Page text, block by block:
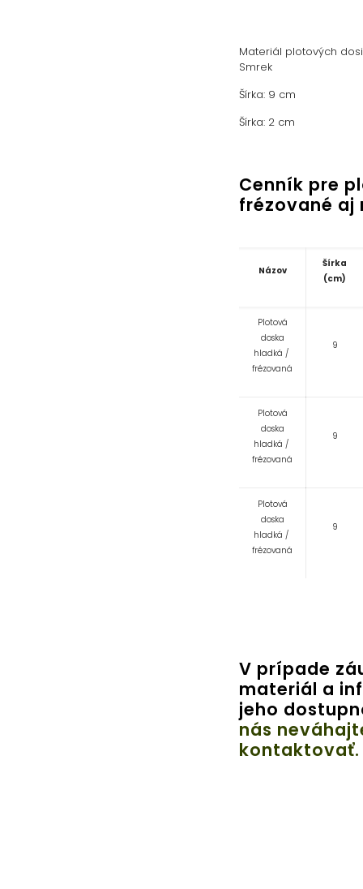
Materiál plotových
Smrek
Šírka: 9 cm
Šírka: 2 cm
Cenník pre
frézované aj
Názov
Šírka
(cm)
Plotová
doska
hladká /
frézovaná
9
Plotová
doska
hladká /
frézovaná
9
Plotová
doska
hladká /
frézovaná
9
V prípade
materiál a
jeho
nás
kontaktovať.